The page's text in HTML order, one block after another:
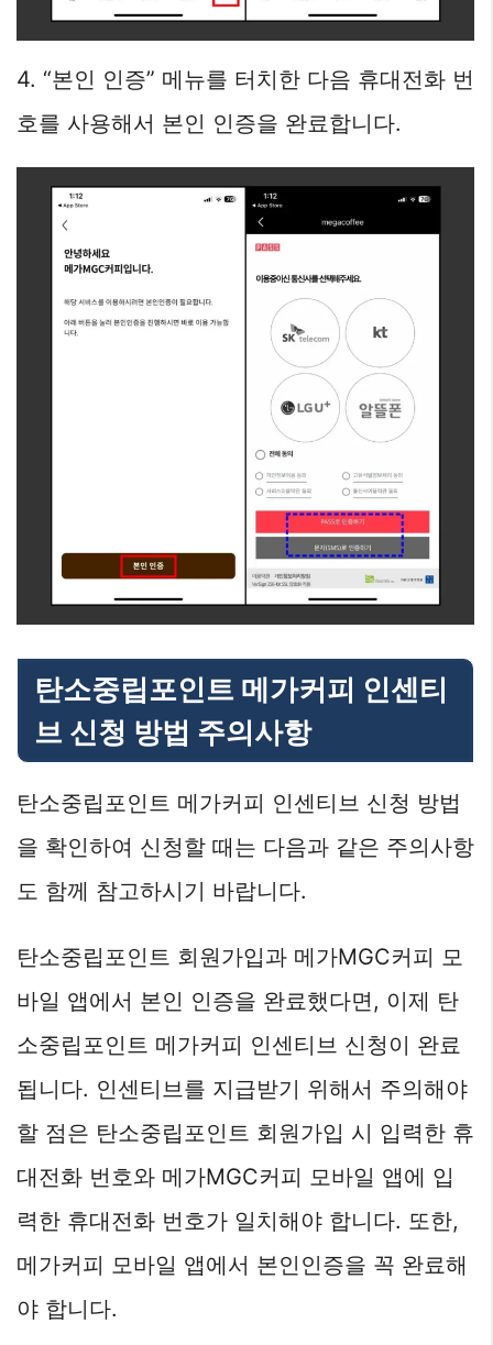
4. “본인 인증” 메뉴를 터치한 다음 휴대전화 번
호를 사용해서 본인 인증을 완료합니다.
탄소중립포인트 메가커피 인센티
브 신청 방법 주의사항
탄소중립포인트 메가커피 인센티브 신청 방법
을 확인하여 신청할 때는 다음과 같은 주의사항
도 함께 참고하시기 바랍니다.
탄소중립포인트 회원가입과 메가MGC커피 모
바일 앱에서 본인 인증을 완료했다면, 이제 탄
소중립포인트 메가커피 인센티브 신청이 완료
됩니다. 인센티브를 지급받기 위해서 주의해야
할 점은 탄소중립포인트 회원가입 시 입력한 휴
대전화 번호와 메가MGC커피 모바일 앱에 입
력한 휴대전화 번호가 일치해야 합니다. 또한,
메가커피 모바일 앱에서 본인인증을 꼭 완료해
야 합니다.